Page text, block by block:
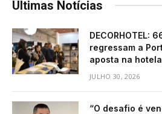
Últimas Notícias
DECORHOTEL:
regressam a
aposta na
JULHO 30, 2026
“O desafio é